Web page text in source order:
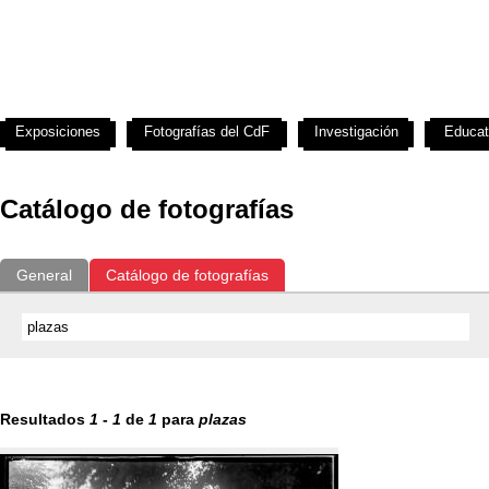
Catálogo de fotografías
General Catálogo de fotografías
Resultados 1 - 1 de 1 para plazas
Exposiciones Fotografías del CdF Investigación